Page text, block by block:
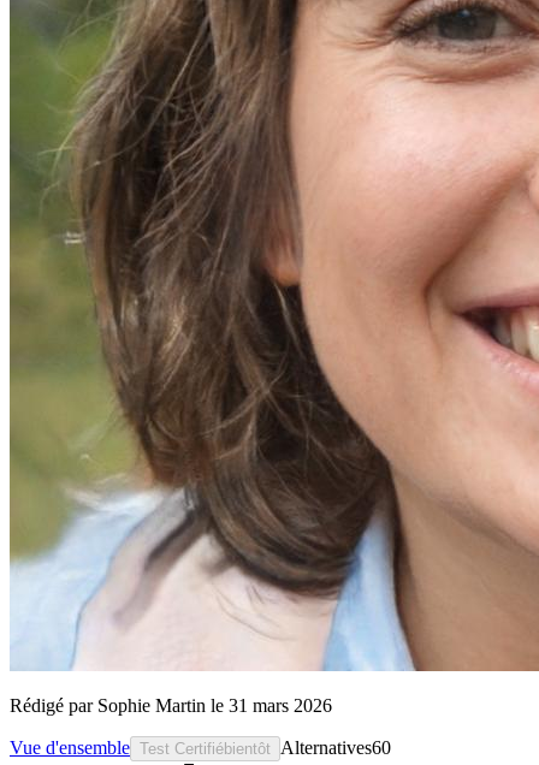
Rédigé par Sophie Martin le 31 mars 2026
Vue d'ensemble Test Certifiébientôt Alternatives60